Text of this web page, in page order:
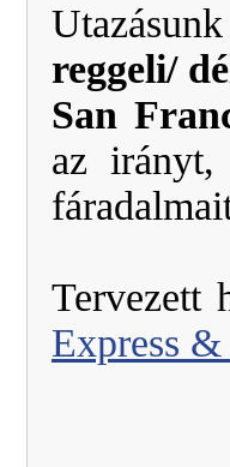
reggeli/
San
az irányt,
Tervezett
Express